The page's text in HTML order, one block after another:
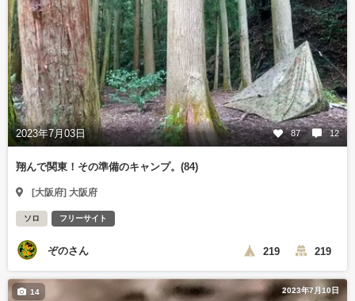
2023年7月03日 87 12
翔んで関東！その準備のキャンプ。(84)
[大阪府] 大阪府
ソロ フリーサイト
ぞのさん 219 219
2023年7月10日
14